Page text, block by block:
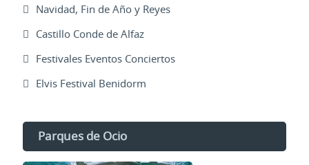
Navidad, Fin de Año y Reyes
Castillo Conde de Alfaz
Festivales Eventos Conciertos
Elvis Festival Benidorm
Parques de Ocio